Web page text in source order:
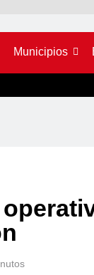
Municipios